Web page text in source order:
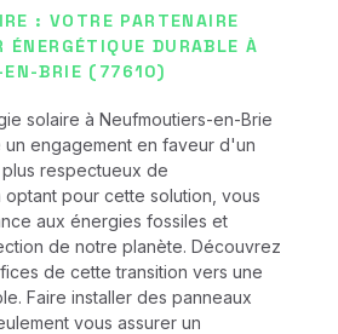
: VOTRE PARTENAIRE
ÉNERGÉTIQUE DURABLE À
EN-BRIE (77610)
solaire à Neufmoutiers-en-Brie
engagement en faveur d'un
respectueux de
optant pour cette solution, vous
aux énergies fossiles et
de notre planète. Découvrez
de cette transition vers une
Faire installer des panneaux
vous assurer un